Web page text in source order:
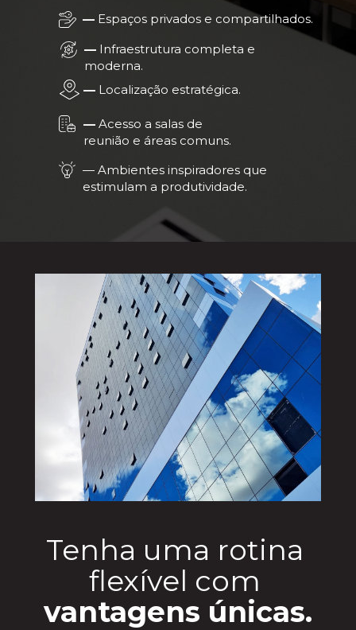
— Espaços privados e compartilhados.
— Infraestrutura completa e
moderna.
— Localização estratégica.
— Acesso a salas de
reunião e áreas comuns.
— Ambientes inspiradores que
estimulam a produtividade.
Tenha uma rotina
vantagens únicas.